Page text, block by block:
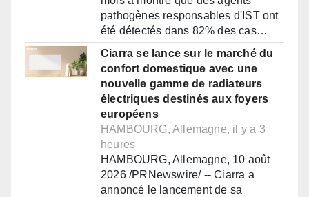
pathogènes responsables d'IST ont
été détectés dans 82% des cas…
Ciarra se lance sur le marché du
confort domestique avec une
nouvelle gamme de radiateurs
électriques destinés aux foyers
européens
HAMBOURG, Allemagne, il y a 3
heures
HAMBOURG, Allemagne, 10 août
2026 /PRNewswire/ -- Ciarra a
annoncé le lancement de sa